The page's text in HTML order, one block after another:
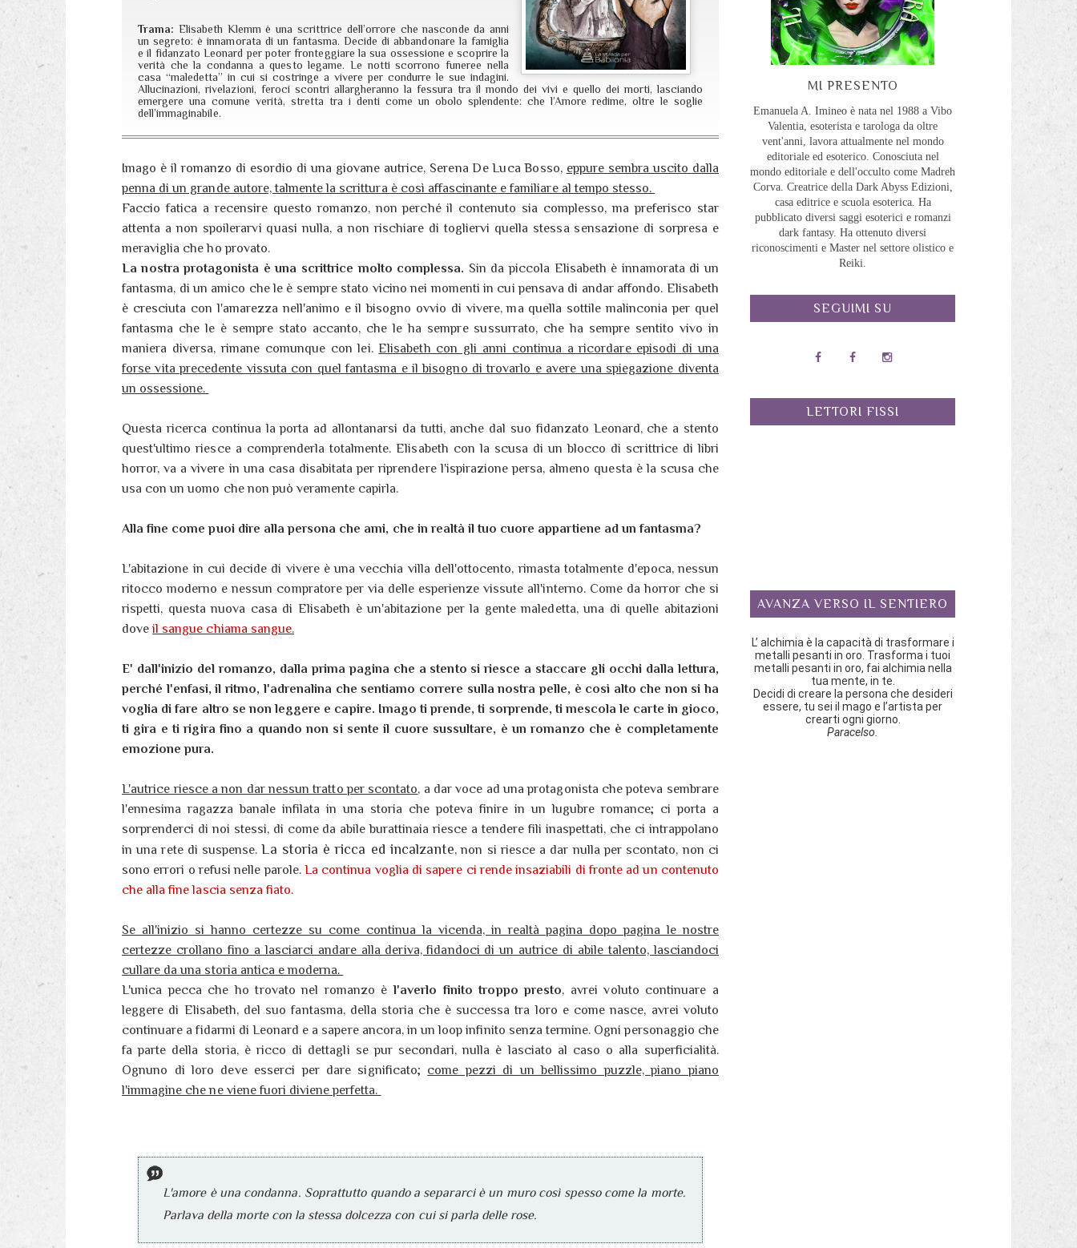
Trama: Elisabeth Klemm è una scrittrice dell’orrore che nasconde da anni
un segreto: è innamorata di un fantasma. Decide di abbandonare la famiglia
e il fidanzato Leonard per poter fronteggiare la sua ossessione e scoprire la
verità che la condanna a questo legame. Le notti scorrono funeree nella
casa “maledetta” in cui si costringe a vivere per condurre le sue indagini.
Allucinazioni, rivelazioni, feroci scontri allargheranno la fessura tra il mondo dei vivi e quello dei morti, lasciando
emergere una comune verità, stretta tra i denti come un obolo splendente: che l’Amore redime, oltre le soglie
dell’immaginabile.
Imago è il romanzo di esordio di una giovane autrice, Serena De Luca Bosso, eppure sembra uscito dalla
penna di un grande autore, talmente la scrittura è così affascinante e familiare al tempo stesso.
Faccio fatica a recensire questo romanzo, non perché il contenuto sia complesso, ma preferisco star
attenta a non spoilerarvi quasi nulla, a non rischiare di togliervi quella stessa sensazione di sorpresa e
meraviglia che ho provato.
La nostra protagonista è una scrittrice molto complessa. Sin da piccola Elisabeth è innamorata di un
fantasma, di un amico che le è sempre stato vicino nei momenti in cui pensava di andar affondo. Elisabeth
è cresciuta con l'amarezza nell'animo e il bisogno ovvio di vivere, ma quella sottile malinconia per quel
fantasma che le è sempre stato accanto, che le ha sempre sussurrato, che ha sempre sentito vivo in
maniera diversa, rimane comunque con lei.Elisabeth con gli anni continua a ricordare episodi di una
forse vita precedente vissuta con quel fantasma e il bisogno di trovarlo e avere una spiegazione diventa
un ossessione.
Questa ricerca continua la porta ad allontanarsi da tutti, anche dal suo fidanzato Leonard, che a stento
quest'ultimo riesce a comprenderla totalmente. Elisabeth con la scusa di un blocco di scrittrice di libri
horror, va a vivere in una casa disabitata per riprendere l'ispirazione persa, almeno questa è la scusa che
usa con un uomo che non può veramente capirla.
Alla fine come puoi dire alla persona che ami, che in realtà il tuo cuore appartiene ad un fantasma?
L'abitazione in cui decide di vivere è una vecchia villa dell'ottocento, rimasta totalmente d'epoca, nessun
ritocco moderno e nessun compratore per via delle esperienze vissute all'interno. Come da horror che si
rispetti, questa nuova casa di Elisabeth è un'abitazione per la gente maledetta, una di quelle abitazioni
doveil sangue chiama sangue.
E' dall'inizio del romanzo, dalla prima pagina che a stento si riesce a staccare gli occhi dalla lettura,
perché l'enfasi, il ritmo, l'adrenalina che sentiamo correre sulla nostra pelle, è così alto che non si ha
voglia di fare altro se non leggere e capire. Imago ti prende, ti sorprende, ti mescola le carte in gioco,
ti gira e ti rigira fino a quando non si sente il cuore sussultare, è un romanzo che è completamente
emozione pura.
L'autrice riesce a non dar nessun tratto per scontato, a dar voce ad una protagonista che poteva sembrare
l'ennesima ragazza banale infilata in una storia che poteva finire in un lugubre romance; ci porta a
sorprenderci di noi stessi, di come da abile burattinaia riesce a tendere fili inaspettati, che ci intrappolano
in una rete di suspense.La storia è ricca ed incalzante, non si riesce a dar nulla per scontato, non ci
sono errori o refusi nelle parole. La continua voglia di sapere ci rende insaziabili di fronte ad un contenuto
che alla fine lascia senza fiato.
Se all'inizio si hanno certezze su come continua la vicenda, in realtà pagina dopo pagina le nostre
certezze crollano fino a lasciarci andare alla deriva, fidandoci di un autrice di abile talento, lasciandoci
cullare da una storia antica e moderna.
L'unica pecca che ho trovato nel romanzo èl'averlo finito troppo presto, avrei voluto continuare a
leggere di Elisabeth, del suo fantasma, della storia che è successa tra loro e come nasce, avrei voluto
continuare a fidarmi di Leonard e a sapere ancora, in un loop infinito senza termine. Ogni personaggio che
fa parte della storia, è ricco di dettagli se pur secondari, nulla è lasciato al caso o alla superficialità.
Ognuno di loro deve esserci per dare significato; come pezzi di un bellissimo puzzle, piano piano
l'immagine che ne viene fuori diviene perfetta.
L'amore è una condanna. Soprattutto quando a separarci è un muro così spesso come la morte.
Parlava della morte con la stessa dolcezza con cui si parla delle rose.
MI PRESENTO
Emanuela A. Imineo è nata nel 1988 a Vibo
Valentia, esoterista e tarologa da oltre
vent'anni, lavora attualmente nel mondo
editoriale ed esoterico. Conosciuta nel
mondo editoriale e dell'occulto come Madreh
Corva. Creatrice della Dark Abyss Edizioni,
casa editrice e scuola esoterica. Ha
pubblicato diversi saggi esoterici e romanzi
dark fantasy. Ha ottenuto diversi
riconoscimenti e Master nel settore olistico e
Reiki.
SEGUIMI SU
LETTORI FISSI
AVANZA VERSO IL SENTIERO
L’ alchimia è la capacità di trasformare i
metalli pesanti in oro. Trasforma i tuoi
metalli pesanti in oro, fai alchimia nella
tua mente, in te.
Decidi di creare la persona che desideri
essere, tu sei il mago e l’artista per
crearti ogni giorno.
Paracelso.